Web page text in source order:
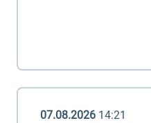
07.08.2026 14:21